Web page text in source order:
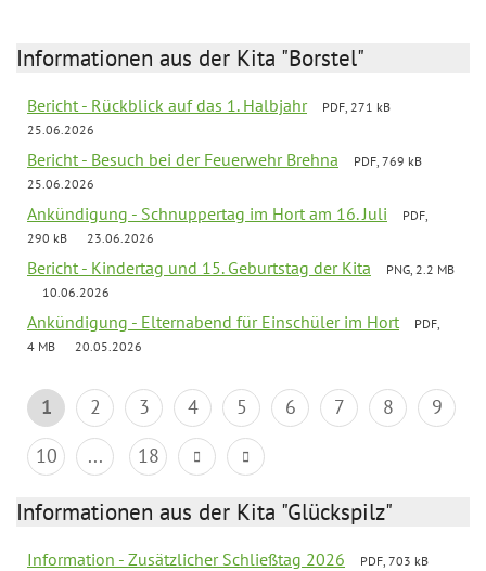
Informationen aus der Kita "Borstel"
Bericht - Rückblick auf das 1. Halbjahr
PDF, 271 kB
25.06.2026
Bericht - Besuch bei der Feuerwehr Brehna
PDF, 769 kB
25.06.2026
Ankündigung - Schnuppertag im Hort am 16. Juli
PDF,
290 kB
23.06.2026
Bericht - Kindertag und 15. Geburtstag der Kita
PNG, 2.2 MB
10.06.2026
Ankündigung - Elternabend für Einschüler im Hort
PDF,
4 MB
20.05.2026
1 2 3 4 5 6 7 8
9
10
... 18
Informationen aus der Kita "Glückspilz"
Information - Zusätzlicher Schließtag 2026
PDF, 703 kB